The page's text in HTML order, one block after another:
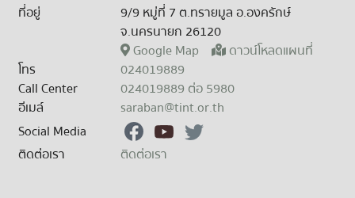
ที่อยู่
9/9 หมู่ที่ 7 ต.ทรายมูล อ.องครักษ์
จ.นครนายก 26120
Google Map
ดาวน์โหลดแผนที่
โทร
024019889
Call Center
024019889 ต่อ 5980
อีเมล์
saraban@tint.or.th
Social Media
ติดต่อเรา
ติดต่อเรา